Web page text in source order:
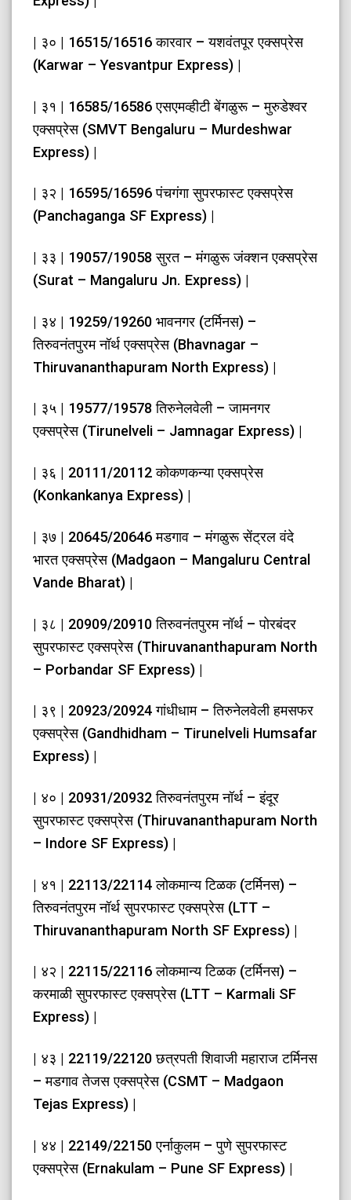
| ३० | 16515/16516 कारवार – यशवंतपूर एक्सप्रेस
(Karwar – Yesvantpur Express) |
| ३१ | 16585/16586 एसएमव्हीटी बेंगळुरू – मुरुडेश्वर
एक्सप्रेस (SMVT Bengaluru – Murdeshwar
Express) |
| ३२ | 16595/16596 पंचगंगा सुपरफास्ट एक्सप्रेस
(Panchaganga SF Express) |
| ३३ | 19057/19058 सुरत – मंगळुरू जंक्शन एक्सप्रेस
(Surat – Mangaluru Jn. Express) |
| ३४ | 19259/19260 भावनगर (टर्मिनस) –
तिरुवनंतपुरम नॉर्थ एक्सप्रेस (Bhavnagar –
Thiruvananthapuram North Express) |
| ३५ | 19577/19578 तिरुनेलवेली – जामनगर
एक्सप्रेस (Tirunelveli – Jamnagar Express) |
| ३६ | 20111/20112 कोकणकन्या एक्सप्रेस
(Konkankanya Express) |
| ३७ | 20645/20646 मडगाव – मंगळुरू सेंट्रल वंदे
भारत एक्सप्रेस (Madgaon – Mangaluru Central
Vande Bharat) |
| ३८ | 20909/20910 तिरुवनंतपुरम नॉर्थ – पोरबंदर
सुपरफास्ट एक्सप्रेस (Thiruvananthapuram North
– Porbandar SF Express) |
| ३९ | 20923/20924 गांधीधाम – तिरुनेलवेली हमसफर
एक्सप्रेस (Gandhidham – Tirunelveli Humsafar
Express) |
| ४० | 20931/20932 तिरुवनंतपुरम नॉर्थ – इंदूर
सुपरफास्ट एक्सप्रेस (Thiruvananthapuram North
– Indore SF Express) |
| ४१ | 22113/22114 लोकमान्य टिळक (टर्मिनस) –
तिरुवनंतपुरम नॉर्थ सुपरफास्ट एक्सप्रेस (LTT –
Thiruvananthapuram North SF Express) |
| ४२ | 22115/22116 लोकमान्य टिळक (टर्मिनस) –
करमाळी सुपरफास्ट एक्सप्रेस (LTT – Karmali SF
Express) |
| ४३ | 22119/22120 छत्रपती शिवाजी महाराज टर्मिनस
– मडगाव तेजस एक्सप्रेस (CSMT – Madgaon
Tejas Express) |
| ४४ | 22149/22150 एर्नाकुलम – पुणे सुपरफास्ट
एक्सप्रेस (Ernakulam – Pune SF Express) |